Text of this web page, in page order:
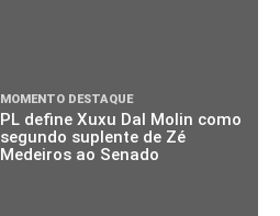
MOMENTO DESTAQUE
PL define Xuxu Dal Molin como
segundo suplente de Zé
Medeiros ao Senado